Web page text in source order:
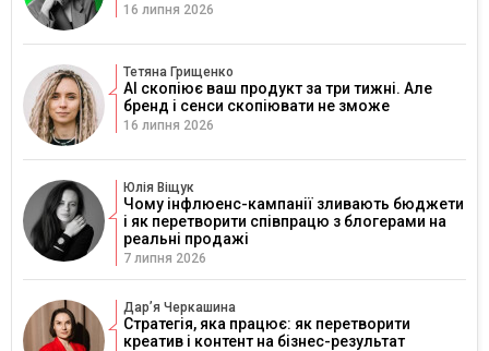
16 липня 2026
Тетяна Грищенко
AI скопіює ваш продукт за три тижні. Але
бренд і сенси скопіювати не зможе
16 липня 2026
Юлія Віщук
Чому інфлюенс-кампанії зливають бюджети
і як перетворити співпрацю з блогерами на
реальні продажі
7 липня 2026
Дарʼя Черкашина
Стратегія, яка працює: як перетворити
креатив і контент на бізнес-результат